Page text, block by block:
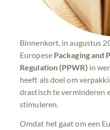
Binnenkort, in augustus
Europese Packaging and
Regulation (PPWR) in
heeft als doel om
drastisch te verminderen
stimuleren.
Omdat het gaat om een